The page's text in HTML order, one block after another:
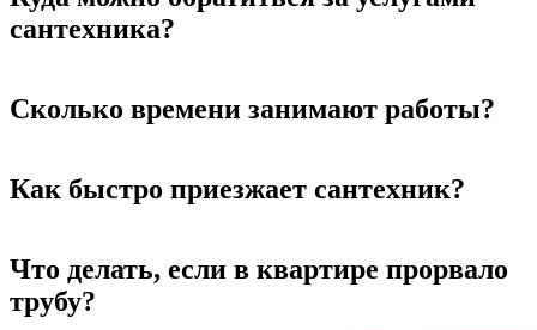
сантехника?
Сколько времени занимают работы?
Как быстро приезжает сантехник?
Что делать, если в квартире прорвало
трубу?